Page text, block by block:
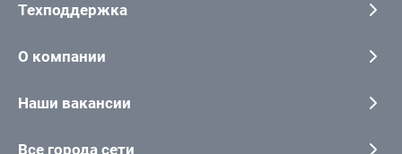
Техподдержка
О компании
Наши вакансии
Все города сети